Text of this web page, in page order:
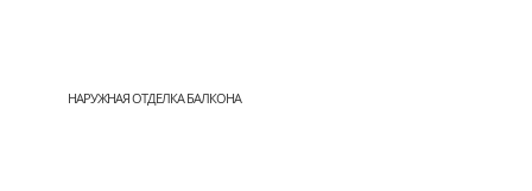
НАРУЖНАЯ ОТДЕЛКА БАЛКОНА